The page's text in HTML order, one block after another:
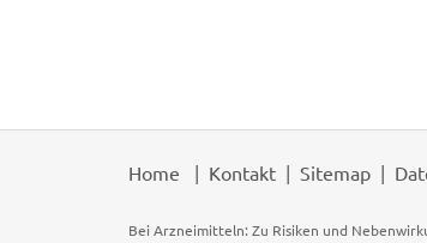
Home Kontakt Sitemap
Bei Arzneimitteln: Zu Risiken und